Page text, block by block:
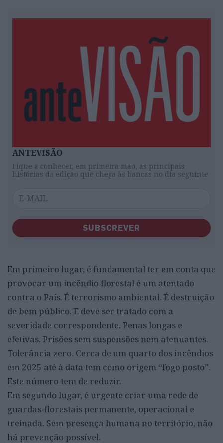
ANTEVISÃO
Fique a conhecer, em primeira mão, as principais
histórias da edição que chega às bancas no dia seguinte
SUBSCREVER
Em primeiro lugar, é fundamental ter em conta que
provocar um incêndio florestal é um atentado
contra o País. É terrorismo ambiental. É destruição
de bem público. E deve ser tratado com a
severidade correspondente. Penas longas e
efetivas. Prisões sem suspensões nem atenuantes.
Tolerância zero. Cerca de um quarto dos incêndios
em 2025 até à data tem como origem “fogo posto”.
Este número tem de reduzir.
Em segundo lugar, é urgente criar uma rede de
guardas-florestais permanente, operacional e
treinada. Sem presença humana no território, não
há prevenção possível.